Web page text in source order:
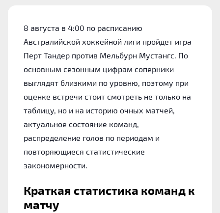
8 августа в 4:00 по расписанию
Австралийской хоккейной лиги пройдет игра
Перт Тандер против Мельбурн Мустангс. По
основным сезонным цифрам соперники
выглядят близкими по уровню, поэтому при
оценке встречи стоит смотреть не только на
таблицу, но и на историю очных матчей,
актуальное состояние команд,
распределение голов по периодам и
повторяющиеся статистические
закономерности.
Краткая статистика команд к
матчу